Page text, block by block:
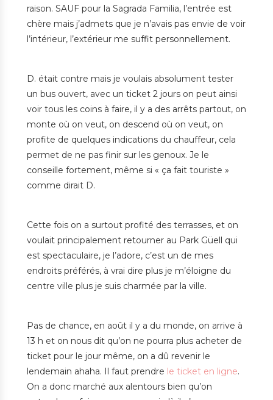
raison. SAUF pour la Sagrada Familia, l’entrée est
chère mais j’admets que je n’avais pas envie de voir
l’intérieur, l’extérieur me suffit personnellement.
D. était contre mais je voulais absolument tester
un bus ouvert, avec un ticket 2 jours on peut ainsi
voir tous les coins à faire, il y a des arrêts partout, on
monte où on veut, on descend où on veut, on
profite de quelques indications du chauffeur, cela
permet de ne pas finir sur les genoux. Je le
conseille fortement, même si « ça fait touriste »
comme dirait D.
Cette fois on a surtout profité des terrasses, et on
voulait principalement retourner au Park Güell qui
est spectaculaire, je l’adore, c’est un de mes
endroits préférés, à vrai dire plus je m’éloigne du
centre ville plus je suis charmée par la ville.
Pas de chance, en août il y a du monde, on arrive à
13 h et on nous dit qu’on ne pourra plus acheter de
ticket pour le jour même, on a dû revenir le
lendemain ahaha. Il faut prendre le ticket en ligne.
On a donc marché aux alentours bien qu’on